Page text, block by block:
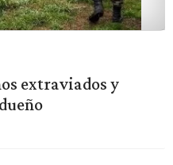
extraviados y